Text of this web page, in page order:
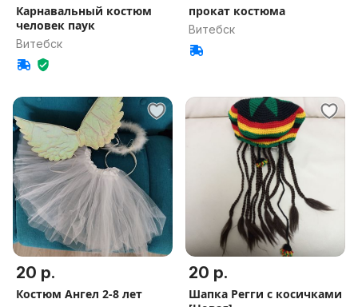
Карнавальный костюм
человек паук
Витебск
прокат костюма
Витебск
20 р.
Костюм Ангел 2-8 лет
20 р.
Шапка Регги с косичками